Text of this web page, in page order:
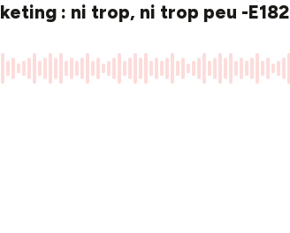
: ni trop, ni trop peu -E182